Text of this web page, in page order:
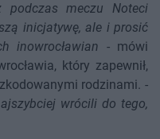
podczas meczu Noteci
inicjatywę, ale i prosić
inowrocławian - mówi
który zapewnił,
rodzinami. -
wrócili do tego,